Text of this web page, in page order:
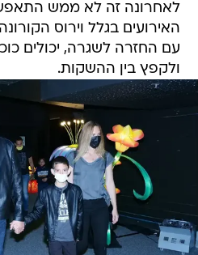
לאחרונה זה לא ממש
האירועים בגלל וירוס
עם החזרה לשגרה, יכולים
ולקפץ בין ההשקות.